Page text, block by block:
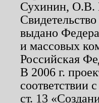
Сухинин, О.В.
выдано
и массовых
Российская
В 2006 г.
соответствии с
ст. 13